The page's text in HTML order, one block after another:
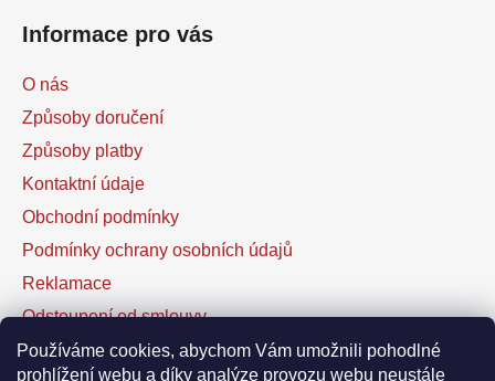
Používáme cookies, abychom Vám umožnili pohodlné
prohlížení webu a díky analýze provozu webu neustále
Informace pro vás
O nás
Způsoby doručení
Způsoby platby
Kontaktní údaje
Obchodní podmínky
Podmínky ochrany osobních údajů
Reklamace
Odstoupení od smlouvy
Kontaktní formulář